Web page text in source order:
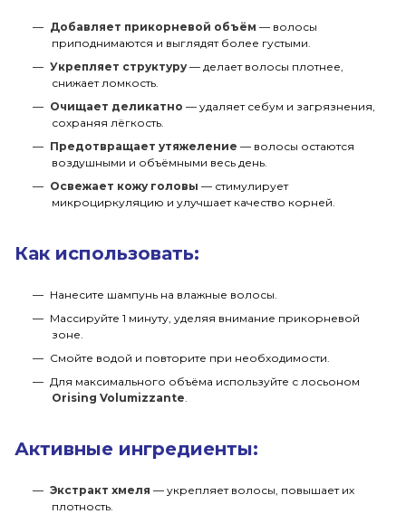
Добавляет прикорневой объём — волосы
приподнимаются и выглядят более густыми.
Укрепляет структуру— делает волосы плотнее,
снижает ломкость.
Очищает деликатно — удаляет себум и загрязнения,
сохраняя лёгкость.
Предотвращает утяжеление — волосы остаются
воздушными и объёмными весь день.
Освежает кожу головы — стимулирует
микроциркуляцию и улучшает качество корней.
Как использовать:
Нанесите шампунь на влажные волосы.
Массируйте 1 минуту, уделяя внимание прикорневой
зоне.
Смойте водой и повторите при необходимости.
Для максимального объёма используйте с лосьоном
Orising Volumizzante
Активные ингредиенты:
Экстракт хмеля — укрепляет волосы, повышает их
плотность.